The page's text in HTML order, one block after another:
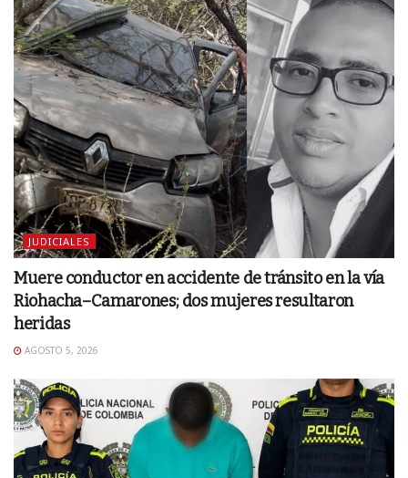
JUDICIALES
Muere conductor en accidente de tránsito en la vía
Riohacha–Camarones; dos mujeres resultaron
heridas
AGOSTO 5, 2026